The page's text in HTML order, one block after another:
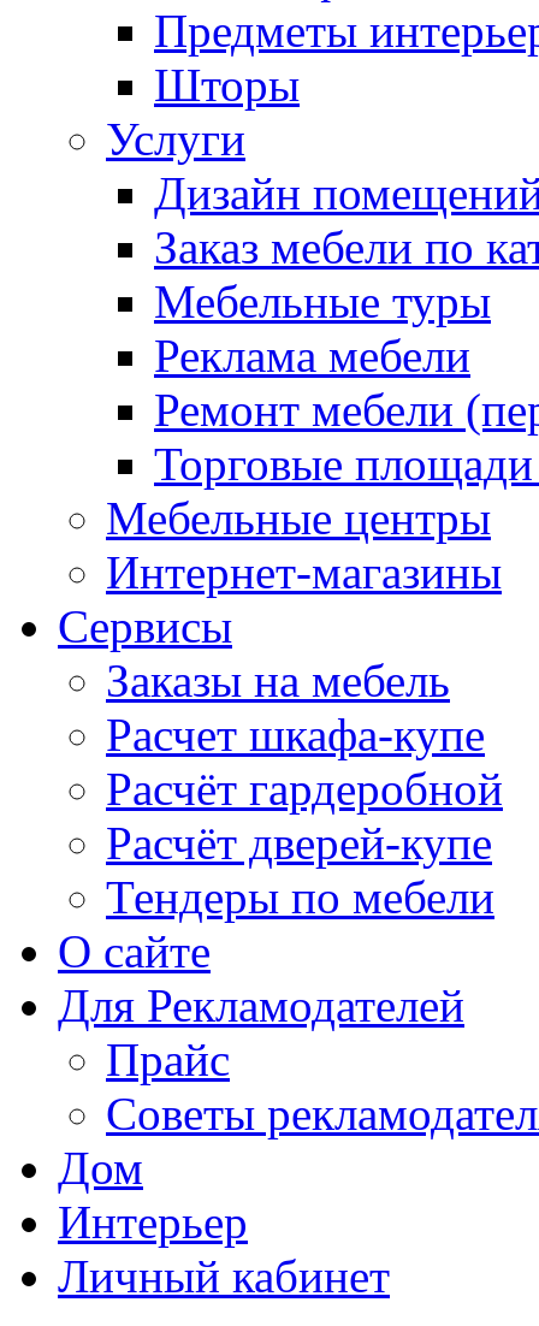
Предметы
Шторы
Услуги
Дизайн
Заказ мебели по
Мебельные туры
Реклама мебели
Ремонт мебели
Торговые
Мебельные центры
Интернет-магазины
Сервисы
Заказы на мебель
Расчет шкафа-купе
Расчёт гардеробной
Расчёт дверей-купе
Тендеры по мебели
О сайте
Для Рекламодателей
Прайс
Советы
Дом
Интерьер
Личный кабинет